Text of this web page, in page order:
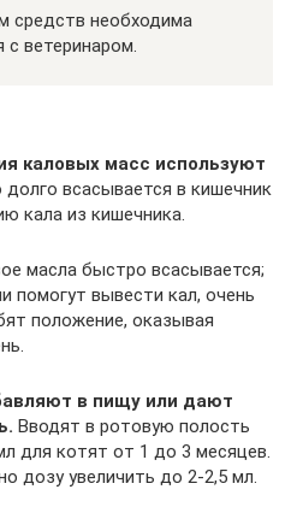
средств необходима
с ветеринаром.
каловых масс используют
долго всасывается в кишечник
кала из кишечника.
масла быстро всасывается;
помогут вывести кал, очень
положение, оказывая
в пищу или дают
Вводят в ротовую полость
для котят от 1 до 3 месяцев.
дозу увеличить до 2-2,5 мл.